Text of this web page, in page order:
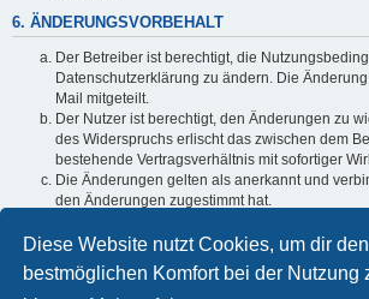
Diese Website nutzt Cookies, um dir den
bestmöglichen Komfort bei der Nutzung
6. ÄNDERUNGSVORBEHALT
Der Betreiber ist berechtigt, die
Datenschutzerklärung zu ändern. Die
Mail mitgeteilt.
Der Nutzer ist berechtigt, den Änderungen zu
des Widerspruchs erlischt das zwischen dem
bestehende Vertragsverhältnis mit sofortiger
Die Änderungen gelten als anerkannt und
den Änderungen zugestimmt hat.
Informationen über den Umgang mit deinen
sind in der Datenschutzerklärung enthalten.